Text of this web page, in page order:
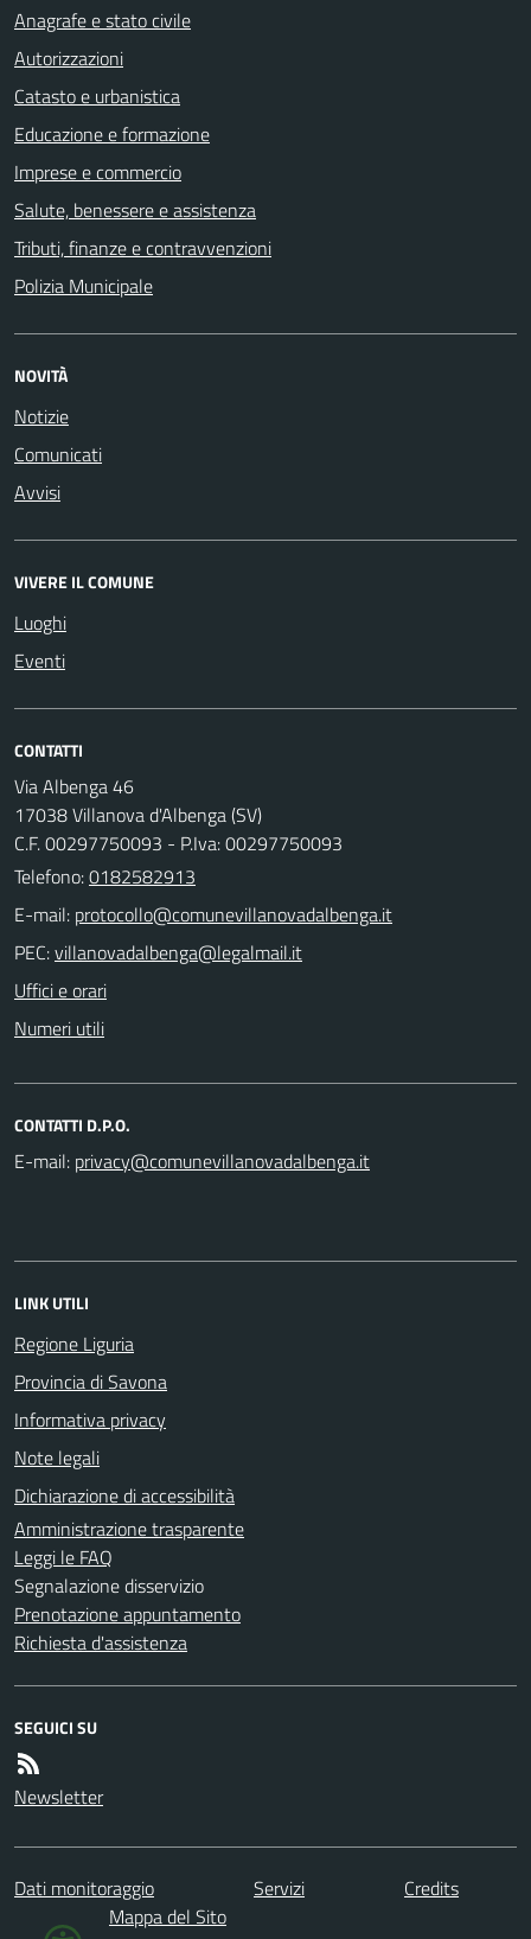
Anagrafe e stato civile
Autorizzazioni
Catasto e urbanistica
Educazione e formazione
Imprese e commercio
Salute, benessere e assistenza
Tributi, finanze e contravvenzioni
Polizia Municipale
NOVITÀ
Notizie
Comunicati
Avvisi
VIVERE IL COMUNE
Luoghi
Eventi
CONTATTI
Via Albenga 46
17038 Villanova d'Albenga (SV)
C.F. 00297750093 - P.Iva: 00297750093
Telefono:0182582913
E-mail:
PEC:
Uffici e orari
Numeri utili
CONTATTI D.P.O.
E-mail:
LINK UTILI
Regione Liguria
Provincia di Savona
Informativa privacy
Note legali
Dichiarazione di accessibilità
Amministrazione trasparente
Leggi le FAQ
Segnalazione disservizio
Prenotazione appuntamento
Richiesta d'assistenza
SEGUICI SU
Newsletter
Dati monitoraggio Servizi
Credits
Mappa del Sito